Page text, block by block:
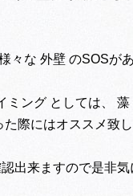
々な 外壁 のSOSがあ
ミング としては、
際にはオススメ致し
出来ますので是非